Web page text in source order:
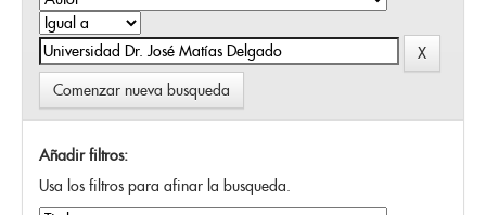
Comenzar nueva busqueda
Añadir filtros:
Usa los filtros para afinar la busqueda.